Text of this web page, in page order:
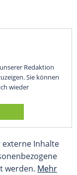
Redaktion
Sie können
wieder
Inhalte
werden. Mehr